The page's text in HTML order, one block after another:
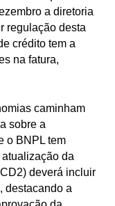
a diretoria
regulação desta
crédito tem a
na fatura,
caminham
sobre a
o BNPL tem
da
deverá incluir
destacando a